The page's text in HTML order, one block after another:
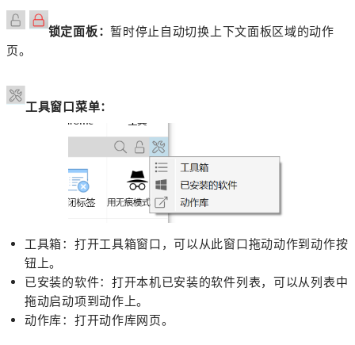
锁定面板：暂时停止自动切换上下文面板区域的动作
页。
工具窗口菜单：
工具箱：打开工具箱窗口，可以从此窗口拖动动作到动作按
钮上。
已安装的软件：打开本机已安装的软件列表，可以从列表中
拖动启动项到动作上。
动作库：打开动作库网页。